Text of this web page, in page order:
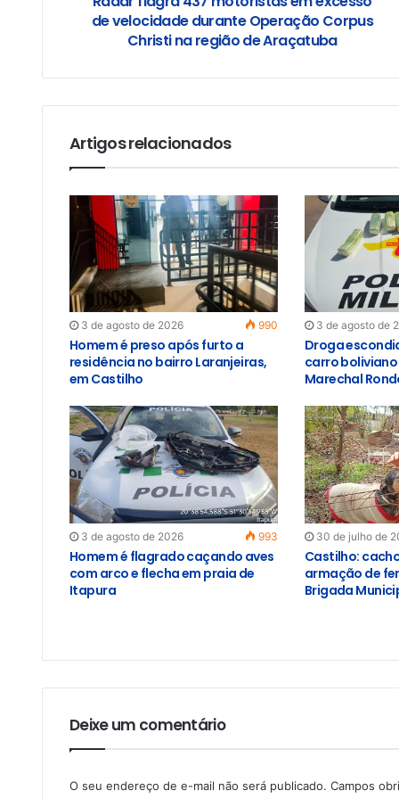
de velocidade durante Operação Corpus
Christi na região de Araçatuba
Artigos relacionados
3 de agosto de 2026 990
Homem é preso após furto a
residência no bairro Laranjeiras,
em Castilho
3 de agosto de
Droga
carro
Marechal
3 de agosto de 2026 993
Homem é flagrado caçando aves
com arco e flecha em praia de
Itapura
30 de julho de
Castilho:
armação de
Brigada
Deixe um comentário
O seu endereço de e-mail não será publicado. Campos